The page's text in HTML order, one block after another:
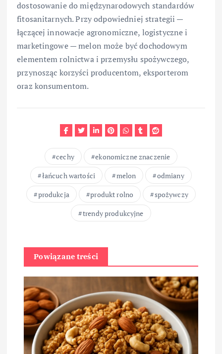
dostosowanie do międzynarodowych standardów
fitosanitarnych. Przy odpowiedniej strategii —
łączącej innowacje agronomiczne, logistyczne i
marketingowe — melon może być dochodowym
elementem rolnictwa i przemysłu spożywczego,
przynosząc korzyści producentom, eksporterom
oraz konsumentom.
cechy
ekonomiczne znaczenie
łańcuch wartości
melon
odmiany
produkcja
produkt rolno
spożywczy
trendy produkcyjne
Powiązane treści